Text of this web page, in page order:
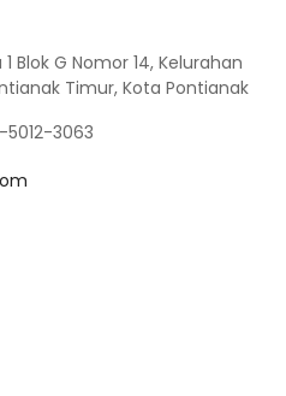
Blok G Nomor 14, Kelurahan
Timur, Kota Pontianak
3063